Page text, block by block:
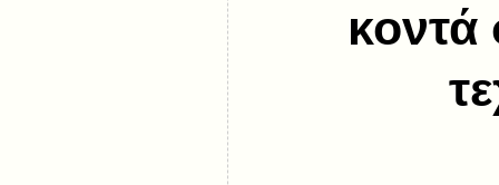
κοντά